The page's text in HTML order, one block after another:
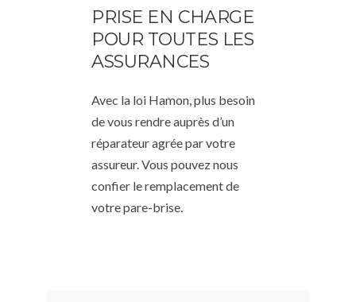
PRISE EN CHARGE
POUR TOUTES LES
ASSURANCES
Avec la loi Hamon, plus besoin
de vous rendre auprès d’un
réparateur agrée par votre
assureur. Vous pouvez nous
confier le remplacement de
votre pare-brise.